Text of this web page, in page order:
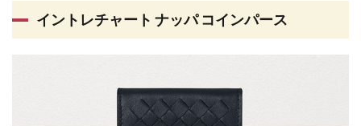
イントレチャート ナッパ コインパース